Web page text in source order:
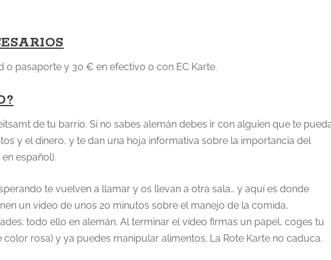
o pasaporte y 30 € en efectivo o con EC Karte.
de tu barrio. Si no sabes alemán debes ir con alguien que te
y el dinero, y te dan una hoja informativa sobre la importancia del
español).
te vuelven a llamar y os llevan a otra sala… y aquí es donde
un video de unos 20 minutos sobre el manejo de la comida,
todo ello en alemán. Al terminar el vídeo firmas un papel, coges tu
rosa) y ya puedes manipular alimentos. La Rote Karte no caduca.